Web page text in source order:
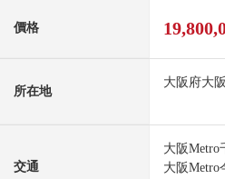
價格
所在地
大阪府大
交通
大阪Metro
大阪Metro